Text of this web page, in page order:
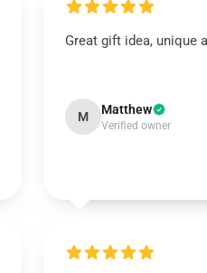
Great gift idea, unique
M Matthew
Verified owner